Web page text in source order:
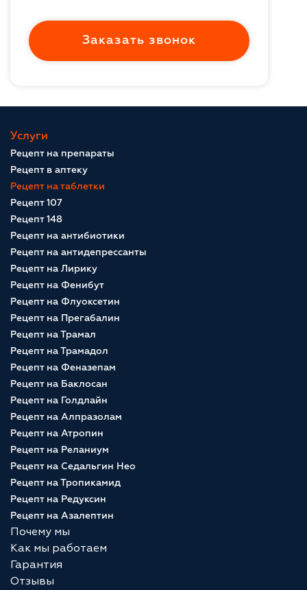
Заказать звонок
Услуги
Рецепт на препараты
Рецепт в аптеку
Рецепт на таблетки
Рецепт 107
Рецепт 148
Рецепт на антибиотики
Рецепт на антидепрессанты
Рецепт на Лирику
Рецепт на Фенибут
Рецепт на Флуоксетин
Рецепт на Прегабалин
Рецепт на Трамал
Рецепт на Трамадол
Рецепт на Феназепам
Рецепт на Баклосан
Рецепт на Голдлайн
Рецепт на Алпразолам
Рецепт на Атропин
Рецепт на Реланиум
Рецепт на Седальгин Нео
Рецепт на Тропикамид
Рецепт на Редуксин
Рецепт на Азалептин
Почему мы
Как мы работаем
Гарантия
Отзывы